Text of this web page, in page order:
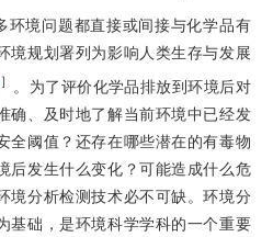
环境问题都直接或间接与化学品有
境规划署列为影响人类生存与发展
］ 。为了评价化学品排放到环境后对
确、及时地了解当前环境中已经发
全阈值？还存在哪些潜在的有毒物
后发生什么变化？可能造成什么危
境分析检测技术必不可缺。环境分
基础，是环境科学学科的一个重要